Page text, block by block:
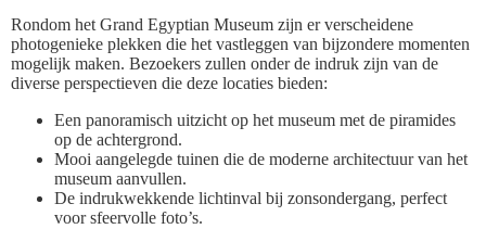
Rondom het Grand Egyptian Museum zijn er verscheidene
photogenieke plekken die het vastleggen van bijzondere momenten
mogelijk maken. Bezoekers zullen onder de indruk zijn van de
diverse perspectieven die deze locaties bieden:
Een panoramisch uitzicht op het museum met de piramides
op de achtergrond.
Mooi aangelegde tuinen die de moderne architectuur van het
museum aanvullen.
De indrukwekkende lichtinval bij zonsondergang, perfect
voor sfeervolle foto’s.